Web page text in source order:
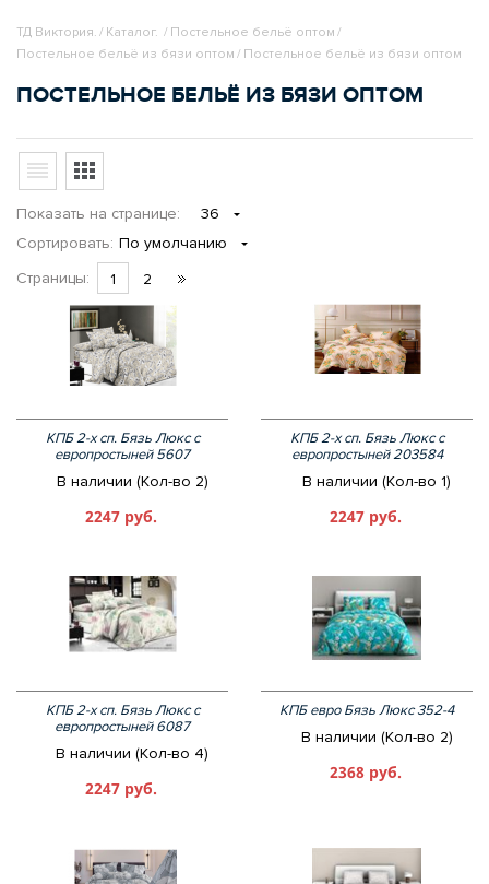
ТД Виктория. / Каталог. / Постельное бельё оптом /
Постельное бельё из бязи оптом / Постельное бельё из бязи оптом
ПОСТЕЛЬНОЕ БЕЛЬЁ ИЗ БЯЗИ ОПТОМ
Показать на странице:
36
Сортировать: По умолчанию
Страницы:
1 2
КПБ 2-х сп. Бязь Люкс с
европростыней 5607
В наличии (Кол-во 2)
2247 руб.
КПБ 2-х сп. Бязь Люкс с
европростыней 203584
В наличии (Кол-во 1)
2247 руб.
КПБ 2-х сп. Бязь Люкс с
европростыней 6087
В наличии (Кол-во 4)
2247 руб.
КПБ евро Бязь Люкс 352-4
В наличии (Кол-во 2)
2368 руб.